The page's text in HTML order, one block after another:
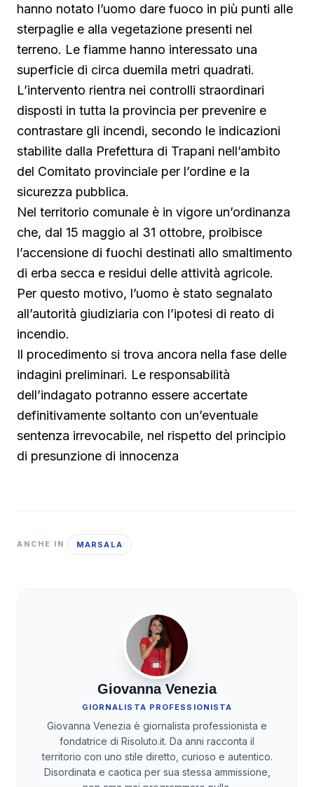
hanno notato l’uomo dare fuoco in più punti alle
sterpaglie e alla vegetazione presenti nel
terreno. Le fiamme hanno interessato una
superficie di circa duemila metri quadrati.
L’intervento rientra nei controlli straordinari
disposti in tutta la provincia per prevenire e
contrastare gli incendi, secondo le indicazioni
stabilite dalla Prefettura di Trapani nell’ambito
del Comitato provinciale per l’ordine e la
sicurezza pubblica.
Nel territorio comunale è in vigore un’ordinanza
che, dal 15 maggio al 31 ottobre, proibisce
l’accensione di fuochi destinati allo smaltimento
di erba secca e residui delle attività agricole.
Per questo motivo, l’uomo è stato segnalato
all’autorità giudiziaria con l’ipotesi di reato di
incendio.
Il procedimento si trova ancora nella fase delle
indagini preliminari. Le responsabilità
dell’indagato potranno essere accertate
definitivamente soltanto con un’eventuale
sentenza irrevocabile, nel rispetto del principio
di presunzione di innocenza
ANCHE IN MARSALA
Giovanna Venezia
GIORNALISTA PROFESSIONISTA
Giovanna Venezia è giornalista professionista e
fondatrice di Risoluto.it. Da anni racconta il
territorio con uno stile diretto, curioso e autentico.
Disordinata e caotica per sua stessa ammissione,